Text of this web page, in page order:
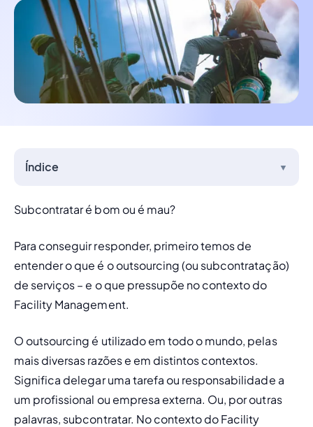
Índice ▼
Subcontratar é bom ou é mau?
Para conseguir responder, primeiro temos de
entender o que é o outsourcing (ou subcontratação)
de serviços – e o que pressupõe no contexto do
Facility Management.
O outsourcing é utilizado em todo o mundo, pelas
mais diversas razões e em distintos contextos.
Significa delegar uma tarefa ou responsabilidade a
um profissional ou empresa externa. Ou, por outras
palavras, subcontratar. No contexto do Facility